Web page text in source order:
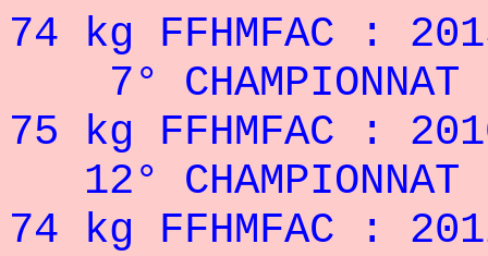
74 kg FFHMFAC :
7° CHAMPIONNAT
75 kg FFHMFAC :
12°
74 kg FFHMFAC :